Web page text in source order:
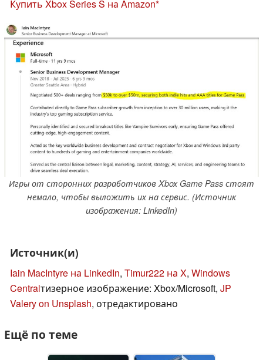
Купить Xbox Series S на Amazon
Игры от сторонних разработчиков Xbox Game Pass стоят
немало, чтобы выложить их на сервис. (Источник
изображения: LinkedIn)
Источник(и)
Iain MacIntyre на LinkedIn, Timur222 на X, Windows
Centralтизерное изображение: Xbox/Microsoft, JP
Valery on Unsplash, отредактировано
Ещё по теме